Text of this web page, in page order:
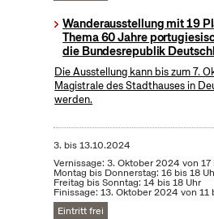
Wanderausstellung mit 19
Thema 60 Jahre
die Bundesrepublik
Die Ausstellung kann bis zum 7.
Magistrale des Stadthauses in
werden.
3. bis13.10.2024
Vernissage: 3. Oktober 2024 von
Montag bis Donnerstag: 16 bis 18
Freitag bis Sonntag: 14 bis 18 Uhr
Finissage: 13. Oktober 2024 von 11
Eintritt frei